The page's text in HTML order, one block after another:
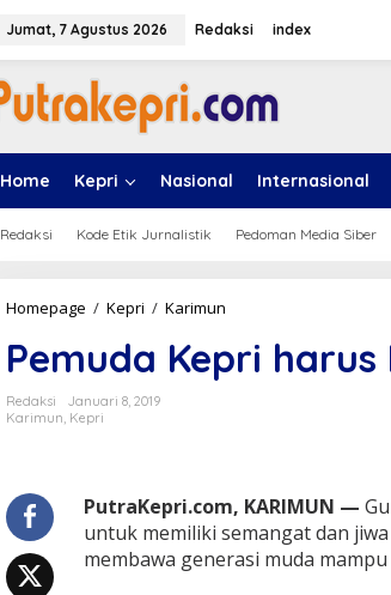
Jumat, 7 Agustus 2026 Redaksi index
Home Kepri Nasional Internasional
Redaksi Kode Etik Jurnalistik Pedoman Media Siber
Homepage / Kepri / Karimun
m
u
r
h
a
Pemuda Kepri
Redaksi
Januari 8, 2019
Karimun, Kepri
PutraKepri.com, KARIMUN —
untuk memiliki semangat dan
membawa generasi muda